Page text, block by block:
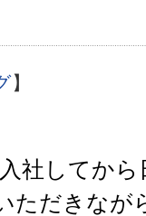
】
社してから
ただきなが